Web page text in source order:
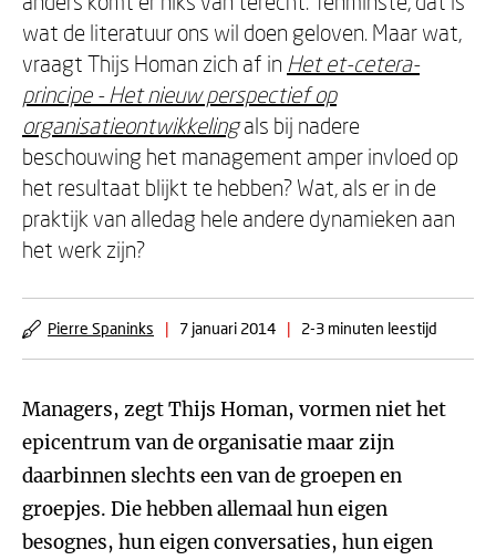
wat de literatuur ons wil doen geloven. Maar wat,
vraagt Thijs Homan zich af in Het et-cetera-
principe - Het nieuw perspectief op
organisatieontwikkelingals bij nadere
beschouwing het management amper invloed op
het resultaat blijkt te hebben? Wat, als er in de
praktijk van alledag hele andere dynamieken aan
het werk zijn?
Pierre Spaninks | 7 januari 2014 | 2-3 minuten leestijd
Managers, zegt Thijs Homan, vormen niet het
epicentrum van de organisatie maar zijn
daarbinnen slechts een van de groepen en
groepjes. Die hebben allemaal hun eigen
besognes, hun eigen conversaties, hun eigen